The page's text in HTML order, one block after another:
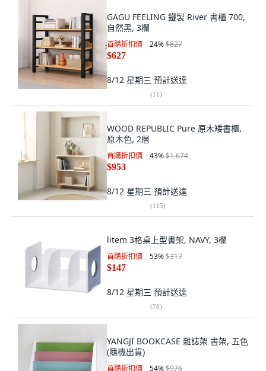
GAGU FEELING 鐵製 River 書櫃 700,
自然黑, 3欄
首購折扣價 24%$827
$627
8/12 星期三 預計送達
(11)
WOOD REPUBLIC Pure 原木矮書櫃,
原木色, 2層
首購折扣價 43%$1,674
$953
8/12 星期三 預計送達
(115)
litem 3格桌上型書架, NAVY, 3欄
首購折扣價 53%$317
$147
8/12 星期三 預計送達
(78)
YANGJI BOOKCASE 雜誌架 書架, 五色
(隨機出貨)
首購折扣價 54%$976